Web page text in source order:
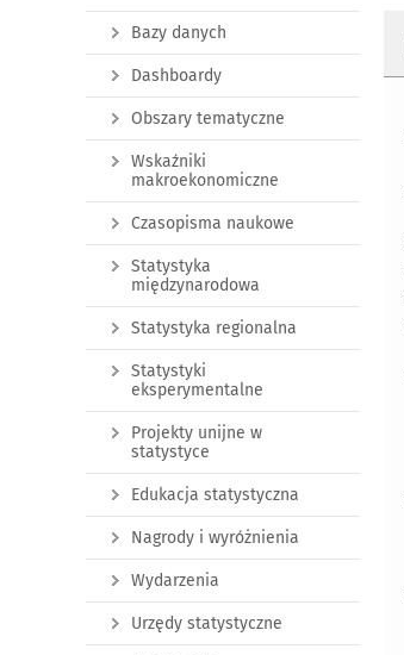
Bazy danych
Dashboardy
Obszary tematyczne
Wskaźniki
makroekonomiczne
Czasopisma naukowe
Statystyka
międzynarodowa
Statystyka regionalna
Statystyki
eksperymentalne
Projekty unijne w
statystyce
Edukacja statystyczna
Nagrody i wyróżnienia
Wydarzenia
Urzędy statystyczne